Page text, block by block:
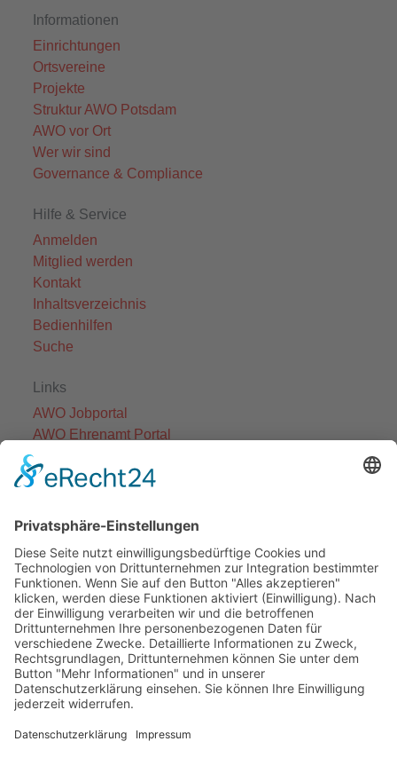
Informationen
Einrichtungen
Ortsvereine
Projekte
Struktur AWO Potsdam
AWO vor Ort
Wer wir sind
Governance & Compliance
Hilfe & Service
Anmelden
Mitglied werden
Kontakt
Inhaltsverzeichnis
Bedienhilfen
Suche
Links
AWO Jobportal
AWO Ehrenamt Portal
AWO Schulgesundheitsfachkräfte
AWO Bundesverband
AWO Pflegeberatung
AWO Kulturhaus Babelsberg
Arbeit mit Behinderung
AWO Büro Kindermut
Kulturland Brandenburg
AWO Selbsthilfe
AWO eLearning
Kultur für JEDEN
AWO 1plus9
Dachverband Freie Suchtselbsthilfe